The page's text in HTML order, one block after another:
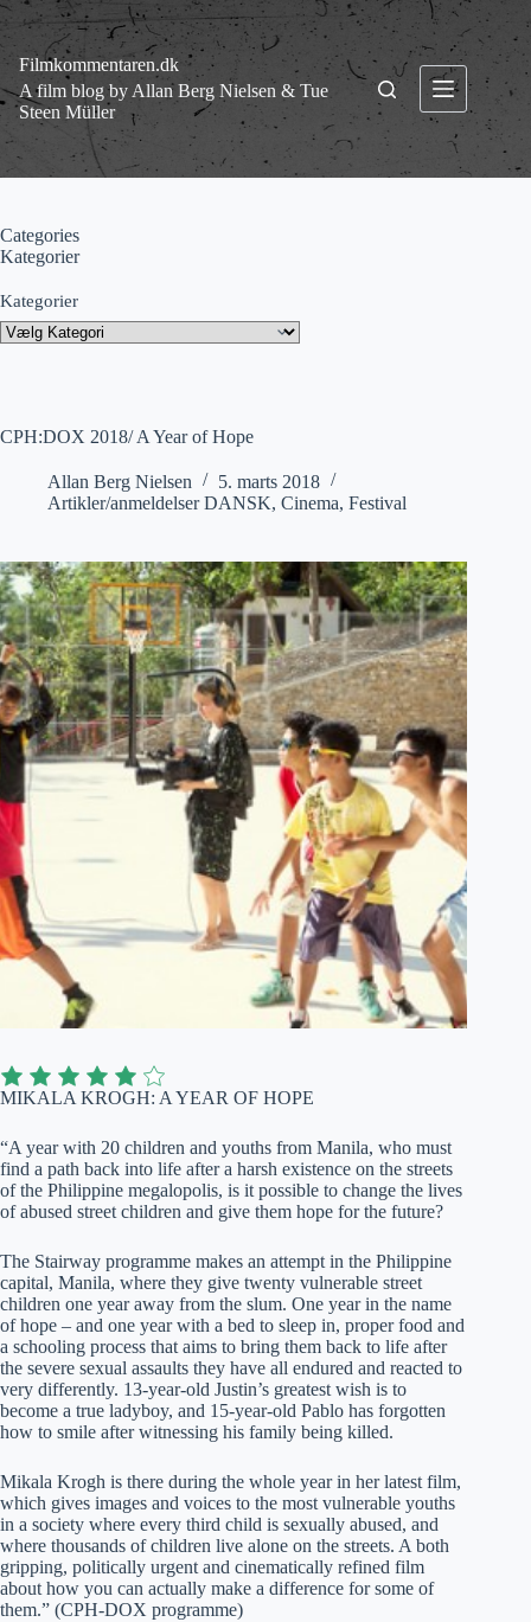
Fortsæt
indhold
Filmkommentaren.dk
A film blog by Allan Berg Nielsen & Tue
Steen Müller
CPH:DOX 2018/ A Year of Hope
Allan Berg Nielsen
5. marts 2018
Artikler/anmeldelser DANSK, Cinema, Festival
MIKALA KROGH: A YEAR OF HOPE
“A year with 20 children and youths from Manila, who must
find a path back into life after a harsh existence on the streets
of the Philippine megalopolis, is it possible to change the lives
of abused street children and give them hope for the future?
The Stairway programme makes an attempt in the Philippine
capital, Manila, where they give twenty vulnerable street
children one year away from the slum. One year in the name
of hope – and one year with a bed to sleep in, proper food and
a schooling process that aims to bring them back to life after
the severe sexual assaults they have all endured and reacted to
very differently. 13-year-old Justin’s greatest wish is to
become a true ladyboy, and 15-year-old Pablo has forgotten
how to smile after witnessing his family being killed.
Mikala Krogh is there during the whole year in her latest film,
which gives images and voices to the most vulnerable youths
in a society where every third child is sexually abused, and
where thousands of children live alone on the streets. A both
gripping, politically urgent and cinematically refined film
about how you can actually make a difference for some of
them.” (CPH-DOX programme)
Categories
Kategorier
Kategorier